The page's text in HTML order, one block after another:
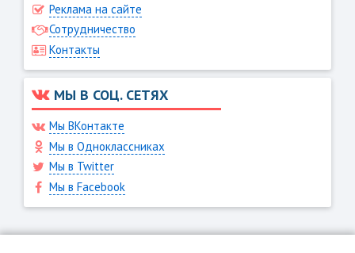
Реклама на сайте
Сотрудничество
Контакты
МЫ В СОЦ. СЕТЯХ
Мы ВКонтакте
Мы в Одноклассниках
Мы в Twitter
Мы в Facebook